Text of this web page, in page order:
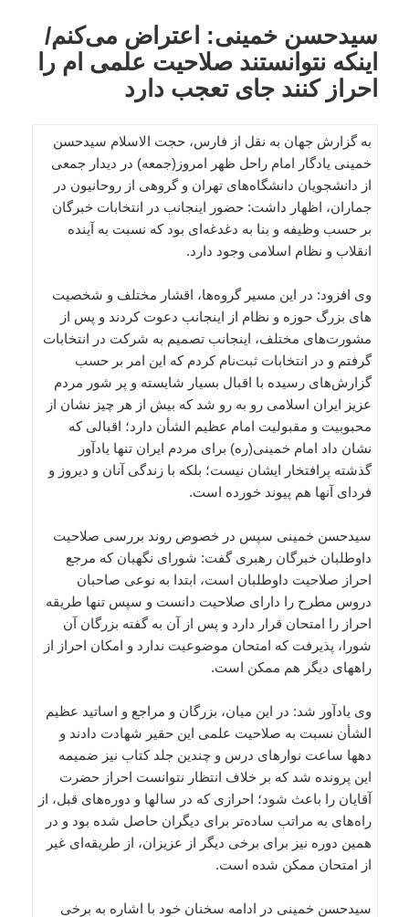
سیدحسن خمینی: اعتراض می‌کنم/
اینکه نتوانستند صلاحیت علمی ام را
احراز کنند جای تعجب دارد
به گزارش جهان به نقل از فارس، حجت الاسلام سیدحسن
خمینی یادگار امام راحل ظهر امروز(جمعه) در دیدار جمعی
از دانشجویان دانشگاه‌های تهران و گروهی از روحانیون در
جماران، اظهار داشت: حضور اینجانب در انتخابات خبرگان
بر حسب وظیفه و بنا به دغدغه‌ای بود که نسبت به آینده
انقلاب و نظام اسلامی وجود دارد.
وی افزود: در این مسیر گروه‌ها، اقشار مختلف و شخصیت
های بزرگ حوزه و نظام از اینجانب دعوت کردند و پس از
مشورت‌های مختلف، اینجانب تصمیم به شرکت در انتخابات
گرفتم و در انتخابات ثبت‌نام کردم که این امر بر حسب
گزارش‌های رسیده با اقبال بسیار شایسته و پر شور مردم
عزیز ایران اسلامی رو به رو شد که بیش از هر چیز نشان از
محبوبیت و مقبولیت امام عظیم الشأن دارد؛ اقبالی که
نشان داد امام خمینی(ره) برای مردم ایران تنها یادآور
گذشته پرافتخار ایشان نیست؛ بلکه با زندگی آنان و دیروز و
فردای آنها هم پیوند خورده است.
سیدحسن خمینی سپس در خصوص روند بررسی صلاحیت
داوطلبان خبرگان رهبری گفت: شورای نگهبان که مرجع
احراز صلاحیت داوطلبان است، ابتدا به نوعی صاحبان
دروس مطرح را دارای صلاحیت دانست و سپس تنها طریقه
احراز را امتحان قرار دارد و پس از آن به گفته بزرگان آن
شورا، پذیرفت که امتحان موضوعیت ندارد و امکان احراز از
راههای دیگر هم ممکن است.
وی یادآور شد: در این میان، بزرگان و مراجع و اساتید عظیم
الشأن نسبت به صلاحیت علمی این حقیر شهادت دادند و
دهها ساعت نوارهای درس و چندین جلد کتاب نیز ضمیمه
این پرونده شد که بر خلاف انتظار نتوانست احراز حضرت
آقایان را باعث شود؛ احرازی که در سالها و دوره‌های قبل، از
راه‌های به مراتب ساده‌تر برای دیگران حاصل شده بود و در
همین دوره نیز برای برخی دیگر از عزیزان، از طریقه‌ای غیر
از امتحان ممکن شده است.
سیدحسن خمینی در ادامه سخنان خود با اشاره به برخی